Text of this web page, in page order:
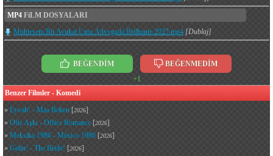
MP4 FiLM DOSYALARI
Muhtesem.Bir.Avukat.Uma.Advogada.Brilhante.2025.mp4 [Dublaj]
BEĞENDİM
BEĞENMEDİM
+1
Benzer Filmler - Komedi
» Eyvah! - Maa Behen [2026]
» Ofis Aşkı - Office Romance [2026]
» Meksika 1986 - México 1986 [2026]
» Gelin! - The Bride! [2026]